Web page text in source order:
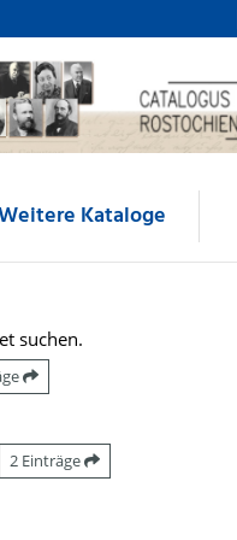
Kataloge
suchen.
2 Einträge